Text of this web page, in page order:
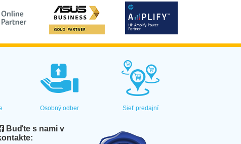
Osobný odber Sieť predajní
Buďte s nami v